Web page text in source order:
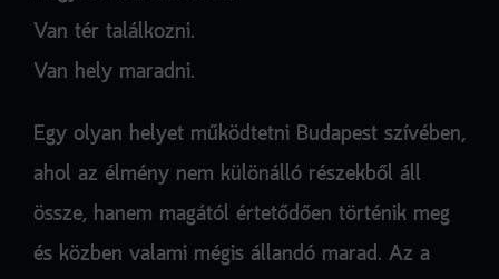
Van tér találkozni.
Van hely maradni.
Egy olyan helyet működtetni Budapest szívében,
ahol az élmény nem különálló részekből áll
össze, hanem magától értetődően történik meg
és közben valami mégis állandó marad. Az a